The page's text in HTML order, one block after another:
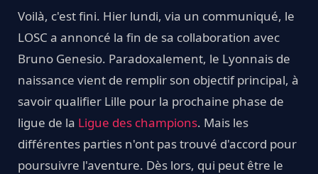
Voilà, c'est fini. Hier lundi, via un communiqué, le
LOSC a annoncé la fin de sa collaboration avec
Bruno Genesio. Paradoxalement, le Lyonnais de
naissance vient de remplir son objectif principal, à
savoir qualifier Lille pour la prochaine phase de
ligue de la Ligue des champions. Mais les
différentes parties n'ont pas trouvé d'accord pour
poursuivre l'aventure. Dès lors, qui peut être le